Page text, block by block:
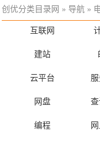
创优分类目录网 » 导航 »
互联网
建站
云平台
网盘
编程